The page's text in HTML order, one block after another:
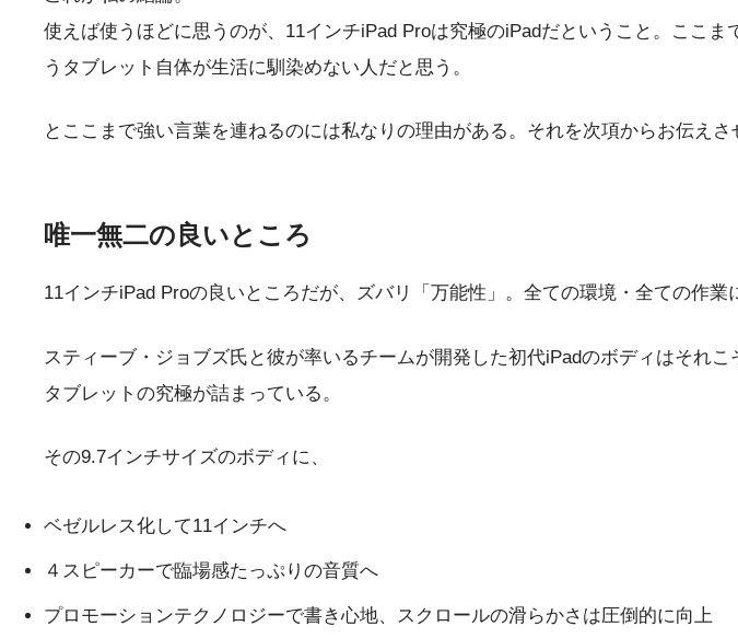
使えば使うほどに思うのが、 11インチiPad Proは究極のiPadだということ。ここま
うタブレット自体が生活に馴染めない人だと思う。
とここまで強い言葉を連ねるのには私なりの理由がある。それを次項からお伝えさ
唯一無二の良いところ
11インチiPad Proの良いところだが、ズバリ「万能性」。全ての環境・全ての作
スティーブ・ジョブズ氏と彼が率いるチームが開発した初代iPadのボディはそれ
タブレットの究極が詰まっている。
その9.7インチサイズのボディに、
ベゼルレス化して11インチへ
４スピーカーで臨場感たっぷりの音質へ
プロモーションテクノロジーで書き心地、スクロールの滑らかさは圧倒的に向上